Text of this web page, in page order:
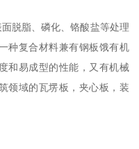
脱脂、磷化、铬酸盐等处理
种复合材料兼有钢板饿有机
和易成型的性能，又有机械
领域的瓦塄板，夹心板，装